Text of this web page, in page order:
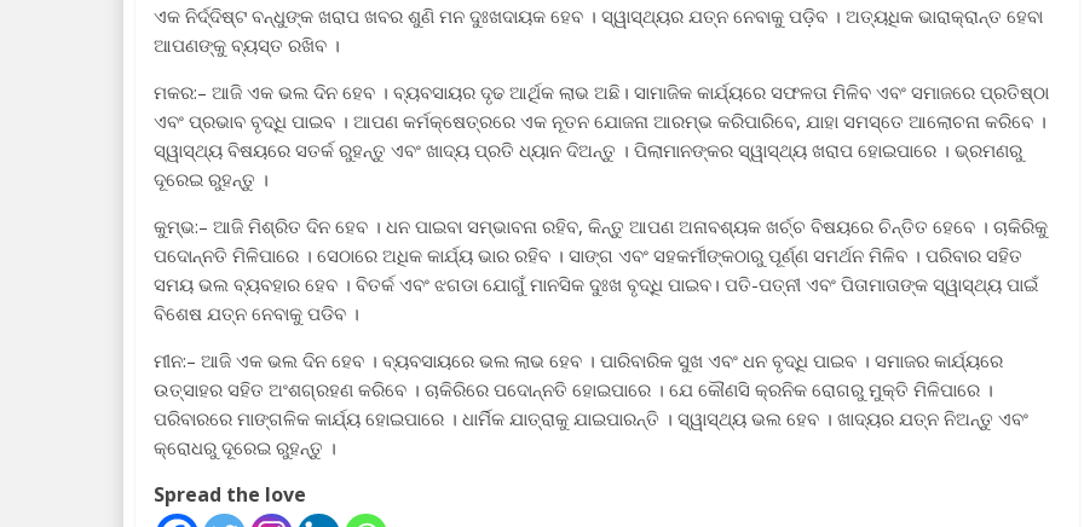
ଏକ ନିର୍ଦ୍ଦିଷ୍ଟ ବନ୍ଧୁଙ୍କ ଖରାପ ଖବର ଶୁଣି ମନ ଦୁଃଖଦାୟକ ହେବ । ସ୍ୱାସ୍ଥ୍ୟର ଯତ୍ନ ନେବାକୁ ପଡ଼ିବ । ଅତ୍ୟଧିକ ଭାରାକ୍ରାନ୍ତ ହେବା
ଆପଣଙ୍କୁ ବ୍ୟସ୍ତ ରଖିବ ।
ମକର:– ଆଜି ଏକ ଭଲ ଦିନ ହେବ । ବ୍ୟବସାୟର ଦୃଢ ଆର୍ଥିକ ଲାଭ ଅଛି। ସାମାଜିକ କାର୍ଯ୍ୟରେ ସଫଳତା ମିଳିବ ଏବଂ ସମାଜରେ ପ୍ରତିଷ୍ଠା
ଏବଂ ପ୍ରଭାବ ବୃଦ୍ଧି ପାଇବ । ଆପଣ କର୍ମକ୍ଷେତ୍ରରେ ଏକ ନୂତନ ଯୋଜନା ଆରମ୍ଭ କରିପାରିବେ, ଯାହା ସମସ୍ତେ ଆଲୋଚନା କରିବେ ।
ସ୍ୱାସ୍ଥ୍ୟ ବିଷୟରେ ସତର୍କ ରୁହନ୍ତୁ ଏବଂ ଖାଦ୍ୟ ପ୍ରତି ଧ୍ୟାନ ଦିଅନ୍ତୁ । ପିଲାମାନଙ୍କର ସ୍ୱାସ୍ଥ୍ୟ ଖରାପ ହୋଇପାରେ । ଭ୍ରମଣରୁ
ଦୂରେଇ ରୁହନ୍ତୁ ।
କୁମ୍ଭ:– ଆଜି ମିଶ୍ରିତ ଦିନ ହେବ । ଧନ ପାଇବା ସମ୍ଭାବନା ରହିବ, କିନ୍ତୁ ଆପଣ ଅନାବଶ୍ୟକ ଖର୍ଚ୍ଚ ବିଷୟରେ ଚିନ୍ତିତ ହେବେ । ଚାକିରିକୁ
ପଦୋନ୍ନତି ମିଳିପାରେ । ସେଠାରେ ଅଧିକ କାର୍ଯ୍ୟ ଭାର ରହିବ । ସାଙ୍ଗ ଏବଂ ସହକର୍ମୀଙ୍କଠାରୁ ପୂର୍ଣ୍ଣ ସମର୍ଥନ ମିଳିବ । ପରିବାର ସହିତ
ସମୟ ଭଲ ବ୍ୟବହାର ହେବ । ବିତର୍କ ଏବଂ ଝଗଡା ଯୋଗୁଁ ମାନସିକ ଦୁଃଖ ବୃଦ୍ଧି ପାଇବ। ପତି-ପତ୍ନୀ ଏବଂ ପିତାମାତାଙ୍କ ସ୍ୱାସ୍ଥ୍ୟ ପାଇଁ
ବିଶେଷ ଯତ୍ନ ନେବାକୁ ପଡିବ ।
ମୀନ:– ଆଜି ଏକ ଭଲ ଦିନ ହେବ । ବ୍ୟବସାୟରେ ଭଲ ଲାଭ ହେବ । ପାରିବାରିକ ସୁଖ ଏବଂ ଧନ ବୃଦ୍ଧି ପାଇବ । ସମାଜର କାର୍ଯ୍ୟରେ
ଉତ୍ସାହର ସହିତ ଅଂଶଗ୍ରହଣ କରିବେ । ଚାକିରିରେ ପଦୋନ୍ନତି ହୋଇପାରେ । ଯେ କୌଣସି କ୍ରନିକ ରୋଗରୁ ମୁକ୍ତି ମିଳିପାରେ ।
ପରିବାରରେ ମାଙ୍ଗଳିକ କାର୍ଯ୍ୟ ହୋଇପାରେ । ଧାର୍ମିକ ଯାତ୍ରାକୁ ଯାଇପାରନ୍ତି । ସ୍ୱାସ୍ଥ୍ୟ ଭଲ ହେବ । ଖାଦ୍ୟର ଯତ୍ନ ନିଅନ୍ତୁ ଏବଂ
କ୍ରୋଧରୁ ଦୂରେଇ ରୁହନ୍ତୁ ।
Spread the love